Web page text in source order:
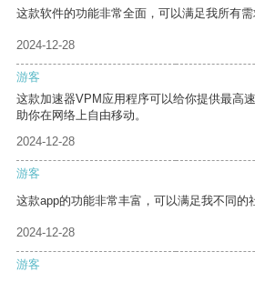
这款软件的功能非常全面，可以满足我所有需
2024-12-28
游客
这款加速器VPM应用程序可以给你提供最高
助你在网络上自由移动。
2024-12-28
游客
这款app的功能非常丰富，可以满足我不同的
2024-12-28
游客